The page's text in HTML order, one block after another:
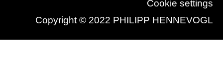
Cookie settings
Copyright © 2022 PHILIPP HENNEVOGL